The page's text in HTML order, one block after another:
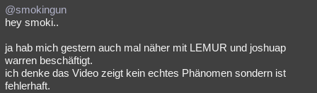
@smokingun
hey smoki..
ja hab mich gestern auch mal näher mit LEMUR und joshuap
warren beschäftigt.
ich denke das Video zeigt kein echtes Phänomen sondern ist
fehlerhaft.